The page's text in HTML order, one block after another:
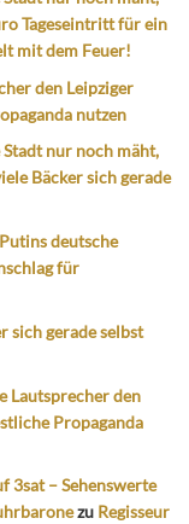
Tageseintritt für ein
mit dem Feuer!
den Leipziger
nutzen
nur noch mäht,
Bäcker sich gerade
deutsche
für
sich gerade selbst
Lautsprecher den
Propaganda
3sat – Sehenswerte
zu Regisseur